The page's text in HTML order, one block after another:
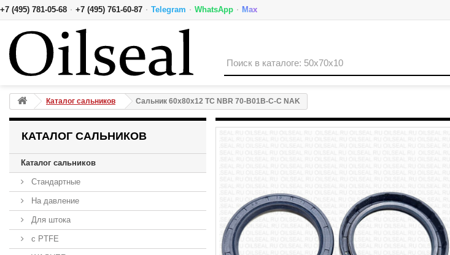
+7 (495) 781-05-68 · +7 (495) 761-60-87 · Telegram · WhatsApp · Max
Каталог сальников Сальник 60x80x12 TC NBR 70-B01B-C-C NAK
КАТАЛОГ САЛЬНИКОВ
Каталог сальников
Стандартные
На давление
Для штока
с PTFE
Сальник 60x80x12 TC NBR 70-B01B-C-C NAK